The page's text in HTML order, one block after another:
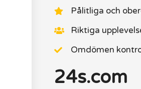
Pålitliga och
Riktiga
Omdömen
24s.com